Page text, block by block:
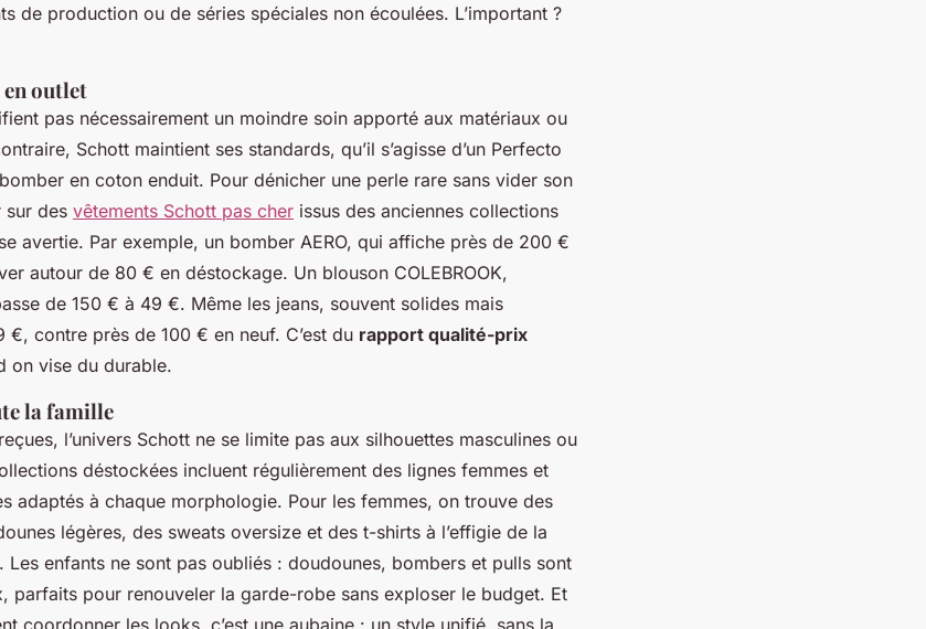
de production ou de séries spéciales non écoulées. L’important ?
outlet
pas nécessairement un moindre soin apporté aux matériaux ou
Schott maintient ses standards, qu’il s’agisse d’un Perfecto
en coton enduit. Pour dénicher une perle rare sans vider son
sur des vêtements Schott pas cher issus des anciennes collections
avertie. Par exemple, un bomber AERO, qui affiche près de 200 €
autour de 80 € en déstockage. Un blouson COLEBROOK,
de 150 € à 49 €. Même les jeans, souvent solides mais
contre près de 100 € en neuf. C’est du rapport qualité-prix
on vise du durable.
la famille
l’univers Schott ne se limite pas aux silhouettes masculines ou
déstockées incluent régulièrement des lignes femmes et
adaptés à chaque morphologie. Pour les femmes, on trouve des
légères, des sweats oversize et des t-shirts à l’effigie de la
Les enfants ne sont pas oubliés : doudounes, bombers et pulls sont
parfaits pour renouveler la garde-robe sans exploser le budget. Et
coordonner les looks, c’est une aubaine : un style unifié, sans la